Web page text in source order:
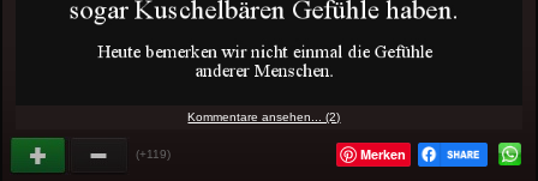
Kommentare ansehen... (2)
(+119) Merken